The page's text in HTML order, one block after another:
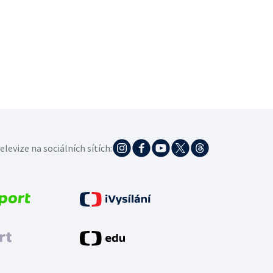
na sociálních sítích: